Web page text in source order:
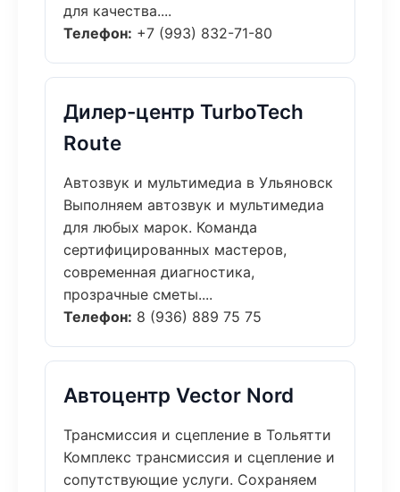
для качества....
Телефон: +7 (993) 832-71-80
Дилер-центр TurboTech
Route
Автозвук и мультимедиа в Ульяновск
Выполняем автозвук и мультимедиа
для любых марок. Команда
сертифицированных мастеров,
современная диагностика,
прозрачные сметы....
Телефон: 8 (936) 889 75 75
Автоцентр Vector Nord
Трансмиссия и сцепление в Тольятти
Комплекс трансмиссия и сцепление и
сопутствующие услуги. Сохраняем